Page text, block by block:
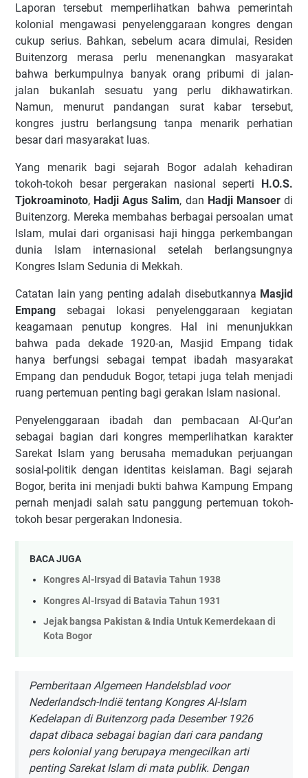
Laporan tersebut memperlihatkan bahwa pemerintah
kolonial mengawasi penyelenggaraan kongres dengan
cukup serius. Bahkan, sebelum acara dimulai, Residen
Buitenzorg merasa perlu menenangkan masyarakat
bahwa berkumpulnya banyak orang pribumi di jalan-
jalan bukanlah sesuatu yang perlu dikhawatirkan.
Namun, menurut pandangan surat kabar tersebut,
kongres justru berlangsung tanpa menarik perhatian
besar dari masyarakat luas.
Yang menarik bagi sejarah Bogor adalah kehadiran
tokoh-tokoh besar pergerakan nasional seperti H.O.S.
Tjokroaminoto, Hadji Agus Salim, dan Hadji Mansoerdi
Buitenzorg. Mereka membahas berbagai persoalan umat
Islam, mulai dari organisasi haji hingga perkembangan
dunia Islam internasional setelah berlangsungnya
Kongres Islam Sedunia di Mekkah.
Catatan lain yang penting adalah disebutkannya Masjid
Empang sebagai lokasi penyelenggaraan kegiatan
keagamaan penutup kongres. Hal ini menunjukkan
bahwa pada dekade 1920-an, Masjid Empang tidak
hanya berfungsi sebagai tempat ibadah masyarakat
Empang dan penduduk Bogor, tetapi juga telah menjadi
ruang pertemuan penting bagi gerakan Islam nasional.
Penyelenggaraan ibadah dan pembacaan Al-Qur'an
sebagai bagian dari kongres memperlihatkan karakter
Sarekat Islam yang berusaha memadukan perjuangan
sosial-politik dengan identitas keislaman. Bagi sejarah
Bogor, berita ini menjadi bukti bahwa Kampung Empang
pernah menjadi salah satu panggung pertemuan tokoh-
tokoh besar pergerakan Indonesia.
BACA JUGA
Kongres Al-Irsyad di Batavia Tahun 1938
Kongres Al-Irsyad di Batavia Tahun 1931
Jejak bangsa Pakistan & India Untuk Kemerdekaan di
Kota Bogor
Pemberitaan Algemeen Handelsblad voor
Nederlandsch-Indië tentang Kongres Al-Islam
Kedelapan di Buitenzorg pada Desember 1926
dapat dibaca sebagai bagian dari cara pandang
pers kolonial yang berupaya mengecilkan arti
penting Sarekat Islam di mata publik. Dengan